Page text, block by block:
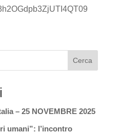
Cerca
– 25 NOVEMBRE 2025
umani”: l’incontro